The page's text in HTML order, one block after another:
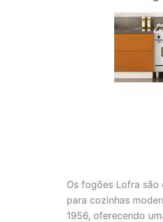
Os fogões Lofra são
para cozinhas
1956, oferecendo